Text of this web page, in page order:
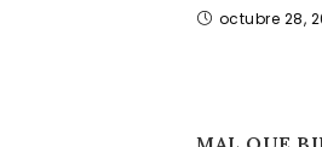
octubre 28,